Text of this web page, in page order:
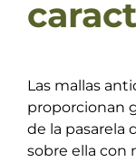
Las mallas
proporcionan
de la pasarela
sobre ella con